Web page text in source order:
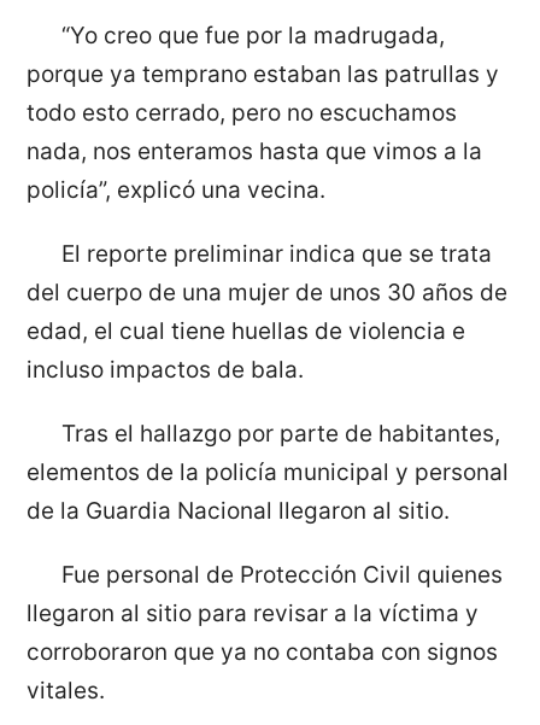
“Yo creo que fue por la madrugada,
porque ya temprano estaban las patrullas y
todo esto cerrado, pero no escuchamos
nada, nos enteramos hasta que vimos a la
policía”, explicó una vecina.
El reporte preliminar indica que se trata
del cuerpo de una mujer de unos 30 años de
edad, el cual tiene huellas de violencia e
incluso impactos de bala.
Tras el hallazgo por parte de habitantes,
elementos de la policía municipal y personal
de la Guardia Nacional llegaron al sitio.
Fue personal de Protección Civil quienes
llegaron al sitio para revisar a la víctima y
corroboraron que ya no contaba con signos
vitales.